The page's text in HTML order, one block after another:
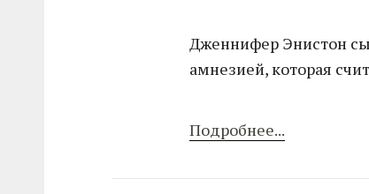
Дженнифер Энистон
амнезией, которая
Подробнее...